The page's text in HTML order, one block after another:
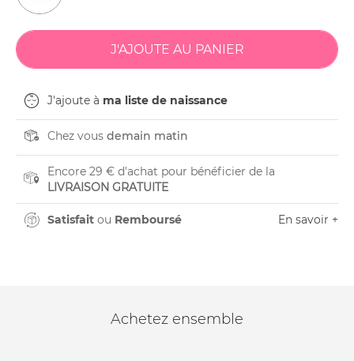
J'ajoute à ma liste de naissance
Chez vous demain matin
Encore 29 € d'achat pour bénéficier de la
LIVRAISON GRATUITE
Satisfait ou Remboursé En savoir +
Achetez ensemble